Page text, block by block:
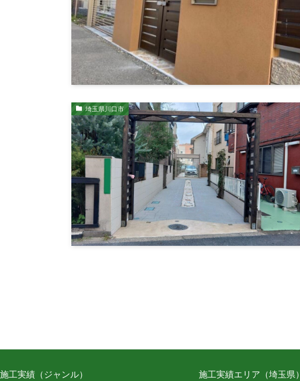
埼玉県川口市
施工実績（ジャンル） 施工実績エリア（埼玉県）